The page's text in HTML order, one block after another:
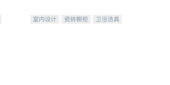
室内设计 瓷砖橱柜
卫浴洁具